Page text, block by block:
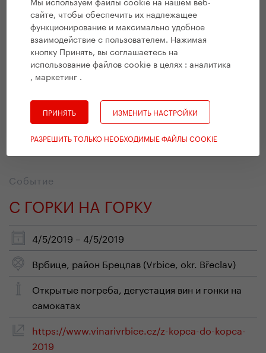
сайте, чтобы обеспечить их надлежащее
функционирование и максимально удобное
взаимодействие с пользователем. Нажимая
кнопку Принять, вы соглашаетесь на
использование файлов cookie в целях :аналитика
, маркетинг .
ПРИНЯТЬ ИЗМЕНИТЬ НАСТРОЙКИ
РАЗРЕШИТЬ ТОЛЬКО НЕОБХОДИМЫЕ ФАЙЛЫ COOKIE
28/6/2019 – 30/6/2019
Выставочный центр в Голешовицах, Прага
Праздник фантазии, веселья и творчества для
детей от 0 до 100 лет
http://www.prvyfestival.cz/
Событие
С ГОРКИ НА ГОРКУ
4/5/2019 – 4/5/2019
Врбице, район Брецлав (Vrbice, okr. Břeclav)
Открытые погреба, дегустация вин и гонки на
самокатах
https://www.vinarivrbice.cz/z-kopca-do-kopca-
2019